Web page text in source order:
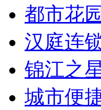
都市花
汉庭连
锦江之
城市便